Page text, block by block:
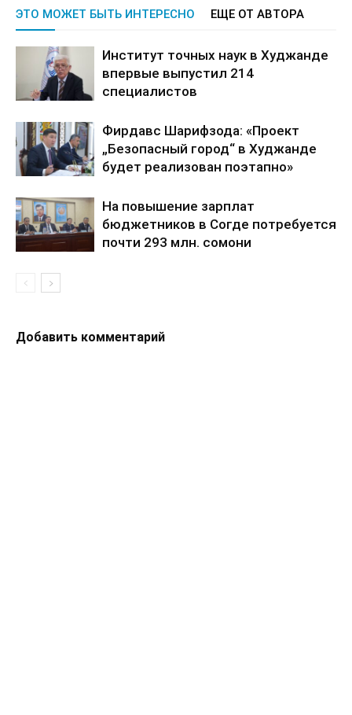
ЭТО МОЖЕТ БЫТЬ ИНТЕРЕСНО ЕЩЕ ОТ АВТОРА
Институт точных наук в Худжанде
впервые выпустил 214
специалистов
Фирдавс Шарифзода: «Проект
„Безопасный город“ в Худжанде
будет реализован поэтапно»
На повышение зарплат
бюджетников в Согде потребуется
почти 293 млн. сомони
Добавить комментарий